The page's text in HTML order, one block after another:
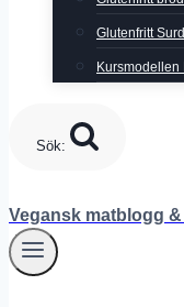
Glutenfritt
Kursmodellen
Sök:
Vegansk matblogg